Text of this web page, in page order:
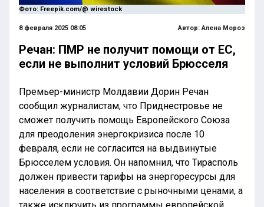
Фото: Freepik.com/@ wirestock
8 февраля 2025 08:05 Автор:Алена Мороз
Речан: ПМР не получит помощи от ЕС,
если не выполнит условий Брюсселя
Премьер-министр Молдавии Дорин Речан
сообщил журналистам, что Приднестровье не
сможет получить помощь Европейского Союза
для преодоления энергокризиса после 10
февраля, если не согласится на выдвинутые
Брюсселем условия. Он напомнил, что Тирасполь
должен привести тарифы на энергоресурсы для
населения в соответствие с рыночными ценами, а